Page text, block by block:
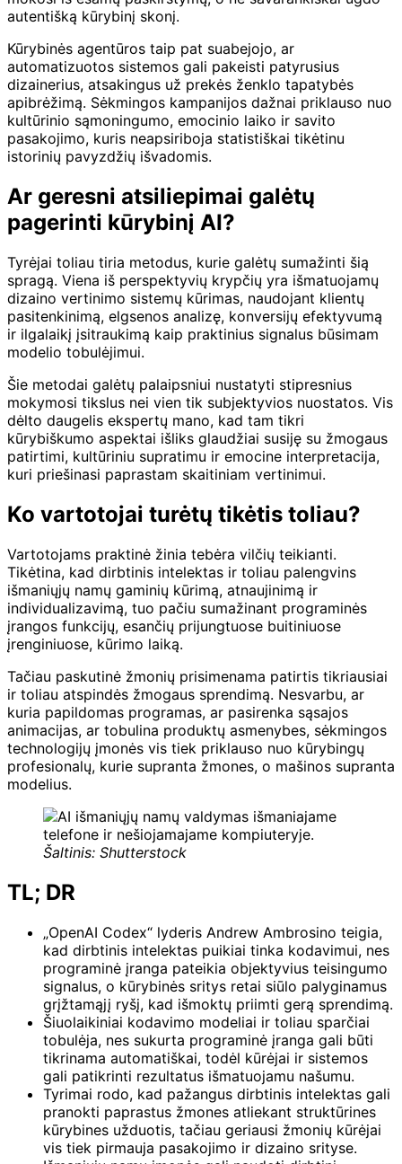
autentišką kūrybinį skonį.
Kūrybinės agentūros taip pat suabejojo, ar
automatizuotos sistemos gali pakeisti patyrusius
dizainerius, atsakingus už prekės ženklo tapatybės
apibrėžimą. Sėkmingos kampanijos dažnai priklauso nuo
kultūrinio sąmoningumo, emocinio laiko ir savito
pasakojimo, kuris neapsiriboja statistiškai tikėtinu
istorinių pavyzdžių išvadomis.
Ar geresni atsiliepimai galėtų
pagerinti kūrybinį AI?
Tyrėjai toliau tiria metodus, kurie galėtų sumažinti šią
spragą. Viena iš perspektyvių krypčių yra išmatuojamų
dizaino vertinimo sistemų kūrimas, naudojant klientų
pasitenkinimą, elgsenos analizę, konversijų efektyvumą
ir ilgalaikį įsitraukimą kaip praktinius signalus būsimam
modelio tobulėjimui.
Šie metodai galėtų palaipsniui nustatyti stipresnius
mokymosi tikslus nei vien tik subjektyvios nuostatos. Vis
dėlto daugelis ekspertų mano, kad tam tikri
kūrybiškumo aspektai išliks glaudžiai susiję su žmogaus
patirtimi, kultūriniu supratimu ir emocine interpretacija,
kuri priešinasi paprastam skaitiniam vertinimui.
Ko vartotojai turėtų tikėtis toliau?
Vartotojams praktinė žinia tebėra vilčių teikianti.
Tikėtina, kad dirbtinis intelektas ir toliau palengvins
išmaniųjų namų gaminių kūrimą, atnaujinimą ir
individualizavimą, tuo pačiu sumažinant programinės
įrangos funkcijų, esančių prijungtuose buitiniuose
įrenginiuose, kūrimo laiką.
Tačiau paskutinė žmonių prisimenama patirtis tikriausiai
ir toliau atspindės žmogaus sprendimą. Nesvarbu, ar
kuria papildomas programas, ar pasirenka sąsajos
animacijas, ar tobulina produktų asmenybes, sėkmingos
technologijų įmonės vis tiek priklauso nuo kūrybingų
profesionalų, kurie supranta žmones, o mašinos supranta
modelius.
Šaltinis: Shutterstock
TL; DR
„OpenAI Codex“ lyderis Andrew Ambrosino teigia,
kad dirbtinis intelektas puikiai tinka kodavimui, nes
programinė įranga pateikia objektyvius teisingumo
signalus, o kūrybinės sritys retai siūlo palyginamus
grįžtamąjį ryšį, kad išmoktų priimti gerą sprendimą.
Šiuolaikiniai kodavimo modeliai ir toliau sparčiai
tobulėja, nes sukurta programinė įranga gali būti
tikrinama automatiškai, todėl kūrėjai ir sistemos
gali patikrinti rezultatus išmatuojamu našumu.
Tyrimai rodo, kad pažangus dirbtinis intelektas gali
pranokti paprastus žmones atliekant struktūrines
kūrybines užduotis, tačiau geriausi žmonių kūrėjai
vis tiek pirmauja pasakojimo ir dizaino srityse.